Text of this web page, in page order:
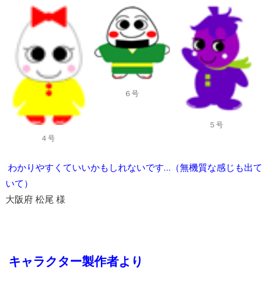
４号
６号
５号
わかりやすくていいかもしれないです…（無機質な感じも出て
いて）
大阪府 松尾 様
キャラクター製作者より